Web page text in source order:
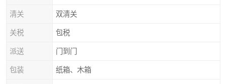
清关 双清关
关税 包税
派送 门到门
包装 纸箱、木箱